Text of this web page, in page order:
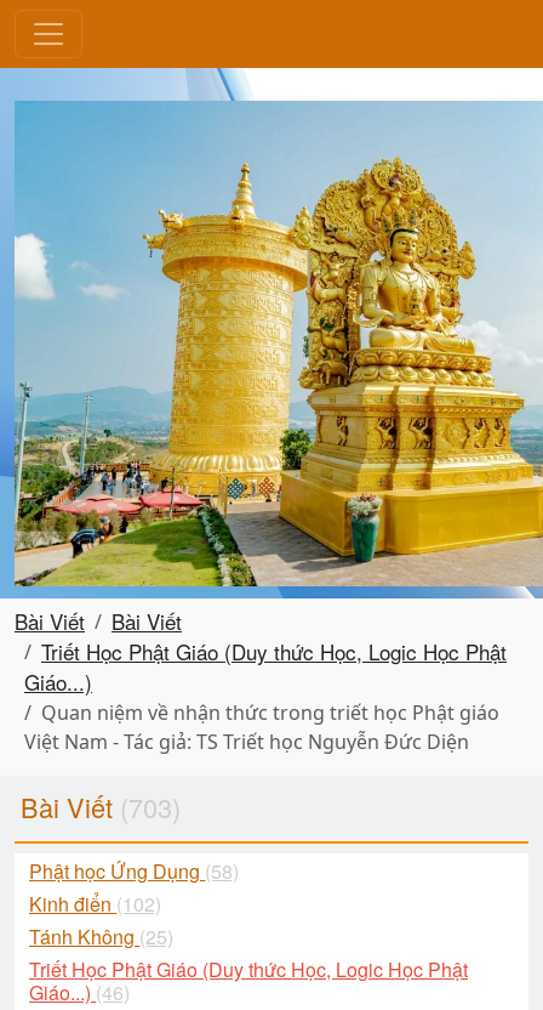
Bài Viết
Bài Viết
Triết Học Phật Giáo (Duy thức Học, Logic Học Phật
Giáo...)
Quan niệm về nhận thức trong triết học Phật giáo
Việt Nam - Tác giả: TS Triết học Nguyễn Đức Diện
Bài Viết (703)
Phật học Ứng Dụng (58)
Kinh điển (102)
Tánh Không (25)
Triết Học Phật Giáo (Duy thức Học, Logic Học Phật
Giáo...) (46)